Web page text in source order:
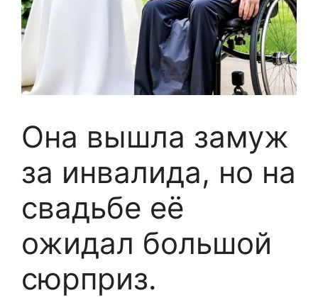
Она вышла замуж
за инвалида, но на
свадьбе её
ожидал большой
сюрприз.